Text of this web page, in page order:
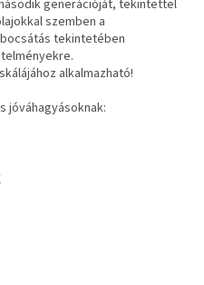
generációját, tekintettel
szemben a
tekintetében
alkalmazható!
jóváhagyásoknak: